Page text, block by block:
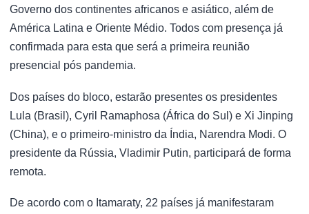
Governo dos continentes africanos e asiático, além de
América Latina e Oriente Médio. Todos com presença já
confirmada para esta que será a primeira reunião
presencial pós pandemia.
Dos países do bloco, estarão presentes os presidentes
Lula (Brasil), Cyril Ramaphosa (África do Sul) e Xi Jinping
(China), e o primeiro-ministro da Índia, Narendra Modi. O
presidente da Rússia, Vladimir Putin, participará de forma
remota.
De acordo com o Itamaraty, 22 países já manifestaram